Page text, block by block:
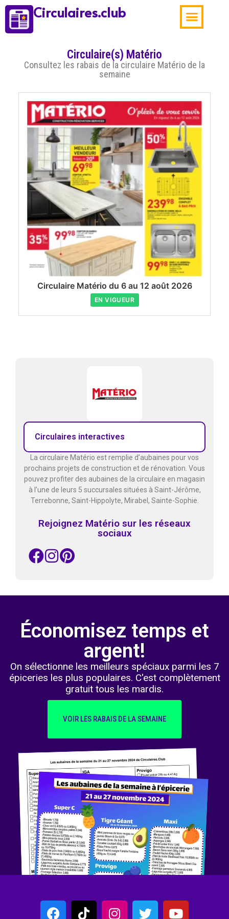
Circulaires.club
Circulaire(s) Matério
Consultez les rabais de la circulaire Matério de la
semaine
Circulaire Matério du 6 au 12 août 2026
EN VIGUEUR
Circulaires interactives
La circulaire Matério est remplie d’aubaines pour vos
prochains projets de construction et de rénovation. Vous
pouvez profiter des aubaines de la circulaire en magasin
à l’une de leurs 5 succursales situées à Saint-Jérôme,
Terrebonne, Saint-Hippolyte, Mirabel, Sainte-Sophie.
Rejoignez Matério sur les réseaux
sociaux
Économisez temps et
argent!
On sélectionne les meilleurs spéciaux parmi les 7
épiceries les plus populaires. C'est complètement
gratuit tous les mardis.
VOIR LES RABAIS DE LA SEMAINE